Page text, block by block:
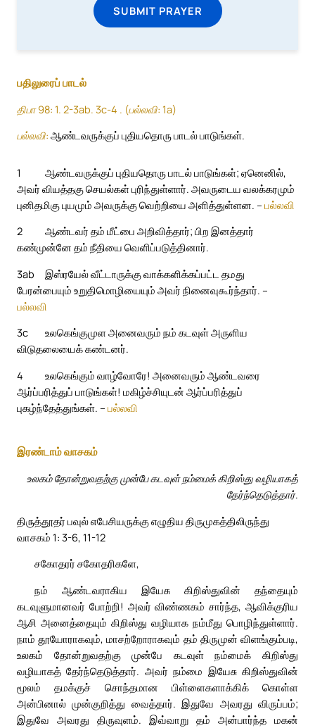
SUBMIT PRAYER
பதிலுரைப் பாடல்
திபா 98: 1. 2-3ab. 3c-4 . (பல்லவி: 1a)
பல்லவி: ஆண்டவருக்குப் புதியதொரு பாடல் பாடுங்கள்.
1
ஆண்டவருக்குப் புதியதொரு பாடல் பாடுங்கள்; ஏனெனில்,
அவர் வியத்தகு செயல்கள் புரிந்துள்ளார். அவருடைய வலக்கரமும்
புனிதமிகு புயமும் அவருக்கு வெற்றியை அளித்துள்ளன. – பல்லவி
2
ஆண்டவர் தம் மீட்பை அறிவித்தார்; பிற இனத்தார்
கண்முன்னே தம் நீதியை வெளிப்படுத்தினார்.
3ab
இஸ்ரயேல் வீட்டாருக்கு வாக்களிக்கப்பட்ட தமது
பேரன்பையும் உறுதிமொழியையும் அவர் நினைவுகூர்ந்தார். –
பல்லவி
3c
உலகெங்குமுள அனைவரும் நம் கடவுள் அருளிய
விடுதலையைக் கண்டனர்.
4
உலகெங்கும் வாழ்வோரே! அனைவரும் ஆண்டவரை
ஆர்ப்பரித்துப் பாடுங்கள்! மகிழ்ச்சியுடன் ஆர்ப்பரித்துப்
புகழ்ந்தேத்துங்கள். – பல்லவி
இரண்டாம் வாசகம்
உலகம் தோன்றுவதற்கு முன்பே கடவுள் நம்மைக் கிறிஸ்து வழியாகத்
தேர்ந்தெடுத்தார்.
திருத்தூதர் பவுல் எபேசியருக்கு எழுதிய திருமுகத்திலிருந்து
வாசகம் 1: 3-6, 11-12
சகோதரர் சகோதரிகளே,
நம் ஆண்டவராகிய இயேசு கிறிஸ்துவின் தந்தையும்
கடவுளுமானவர் போற்றி! அவர் விண்ணகம் சார்ந்த, ஆவிக்குரிய
ஆசி அனைத்தையும் கிறிஸ்து வழியாக நம்மீது பொழிந்துள்ளார்.
நாம் தூயோராகவும், மாசற்றோராகவும் தம் திருமுன் விளங்கும்படி,
உலகம் தோன்றுவதற்கு முன்பே கடவுள் நம்மைக் கிறிஸ்து
வழியாகத் தேர்ந்தெடுத்தார். அவர் நம்மை இயேசு கிறிஸ்துவின்
மூலம் தமக்குச் சொந்தமான பிள்ளைகளாக்கிக் கொள்ள
அன்பினால் முன்குறித்து வைத்தார். இதுவே அவரது விருப்பம்;
இதுவே அவரது திருவுளம். இவ்வாறு தம் அன்பார்ந்த மகன்